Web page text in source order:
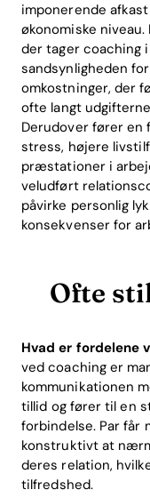
imponerende
økonomiske
der tager coaching
sandsynligheden
omkostninger, der
ofte langt
Derudover fører
stress, højere
præstationer i
veludført
påvirke personlig
konsekvenser for
Ofte
Hvad er fordelene
ved coaching er
kommunikationen
tillid og fører til en
forbindelse. Par
konstruktivt at
deres relation,
tilfredshed.